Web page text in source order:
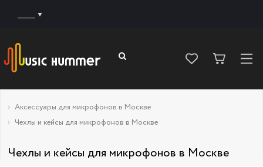
Аксессуары для микрофонов в Москве
Чехлы и кейсы для микрофонов в Москве
Чехлы и кейсы для микрофонов в Москве